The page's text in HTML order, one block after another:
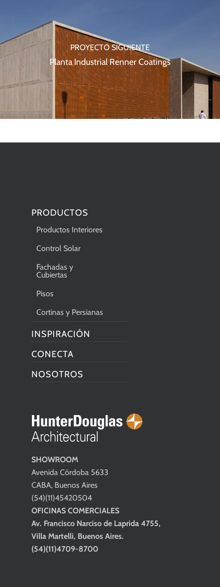
PROYECTO SIGUIENTE
Planta Industrial Renner Coatings
SHOWROOM
Avenida Córdoba 5633
CABA, Buenos Aires
(54)(11)45420504
OFICINAS COMERCIALES
Av. Francisco Narciso de Laprida 4755,
Villa Martelli, Buenos Aires.
(54)(11)4709-8700
PRODUCTOS
Productos Interiores
Control Solar
Fachadas y
Cubiertas
Pisos
Cortinas y Persianas
INSPIRACIÓN
CONECTA
NOSOTROS